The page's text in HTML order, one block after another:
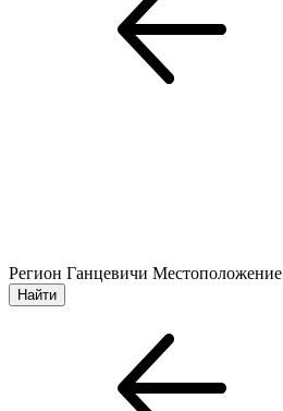
Регион Ганцевичи Местоположение